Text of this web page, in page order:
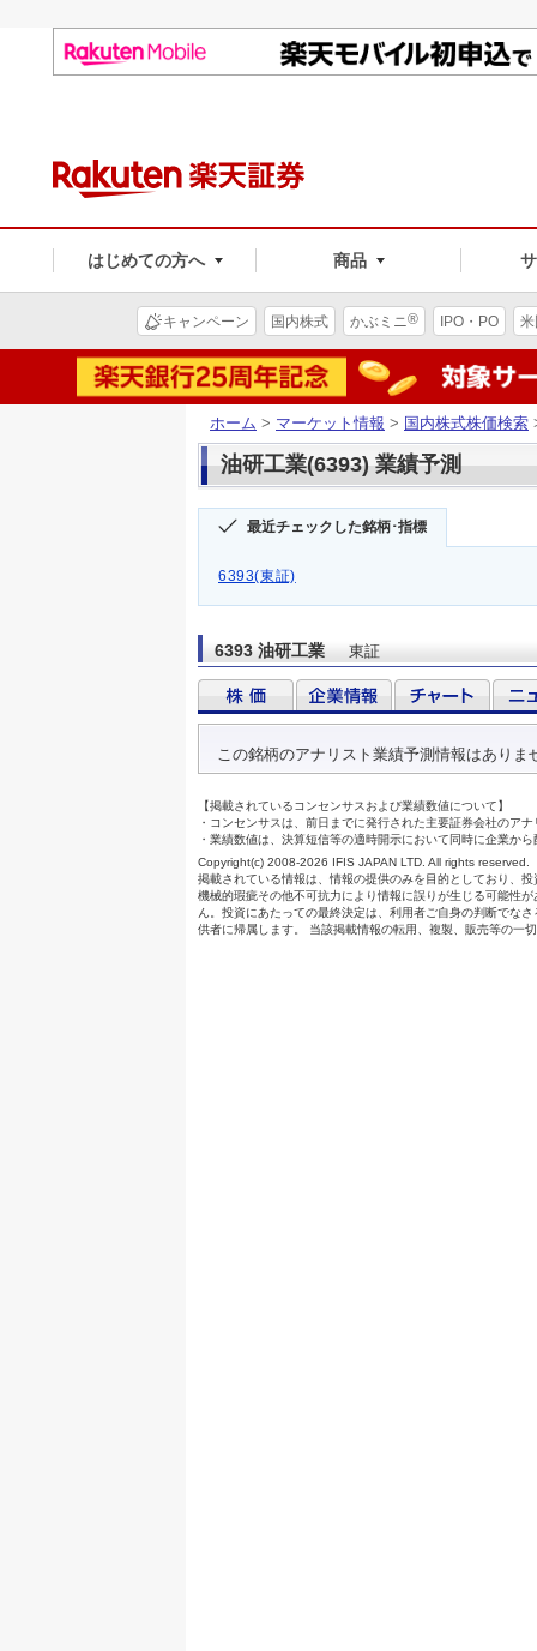
はじめての方へ 商品
キャンペーン 国内株式 かぶミニ® IPO・PO
ホーム > マーケット情報 > 国内株式株価検索
油研工業(6393) 業績予測
最近チェックした銘柄･指標
6393(東証)
6393 油研工業 東証